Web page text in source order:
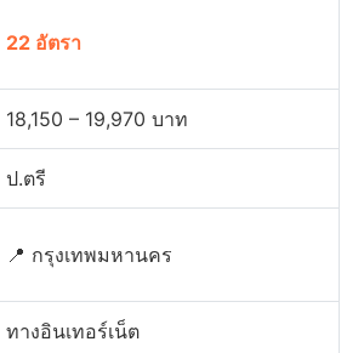
22 อัตรา
18,150 – 19,970 บาท
ป.ตรี
📍 กรุงเทพมหานคร
ทางอินเทอร์เน็ต